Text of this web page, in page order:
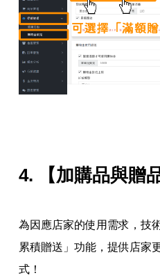
4. 【加購品與贈
為因應店家的使用需求，技
累積贈送」功能，提供店家
式！